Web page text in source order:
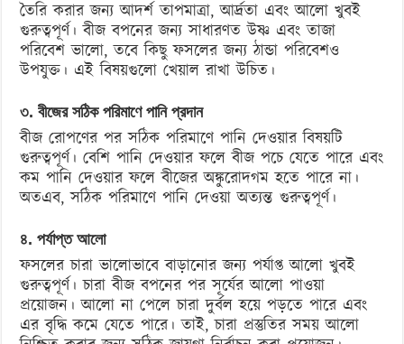
তৈরি করার জন্য আদর্শ তাপমাত্রা, আর্দ্রতা এবং আলো খুবই
গুরুত্বপূর্ণ। বীজ বপনের জন্য সাধারণত উষ্ণ এবং তাজা
পরিবেশ ভালো, তবে কিছু ফসলের জন্য ঠান্ডা পরিবেশও
উপযুক্ত। এই বিষয়গুলো খেয়াল রাখা উচিত।
৩. বীজের সঠিক পরিমাণে পানি প্রদান
বীজ রোপণের পর সঠিক পরিমাণে পানি দেওয়ার বিষয়টি
গুরুত্বপূর্ণ। বেশি পানি দেওয়ার ফলে বীজ পচে যেতে পারে এবং
কম পানি দেওয়ার ফলে বীজের অঙ্কুরোদগম হতে পারে না।
অতএব, সঠিক পরিমাণে পানি দেওয়া অত্যন্ত গুরুত্বপূর্ণ।
৪. পর্যাপ্ত আলো
ফসলের চারা ভালোভাবে বাড়ানোর জন্য পর্যাপ্ত আলো খুবই
গুরুত্বপূর্ণ। চারা বীজ বপনের পর সূর্যের আলো পাওয়া
প্রয়োজন। আলো না পেলে চারা দুর্বল হয়ে পড়তে পারে এবং
এর বৃদ্ধি কমে যেতে পারে। তাই, চারা প্রস্তুতির সময় আলো